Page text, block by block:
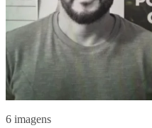
6 imagens